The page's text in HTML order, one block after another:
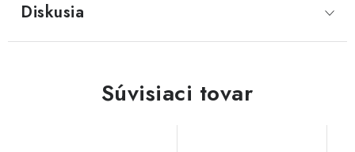
Diskusia
Súvisiaci tovar